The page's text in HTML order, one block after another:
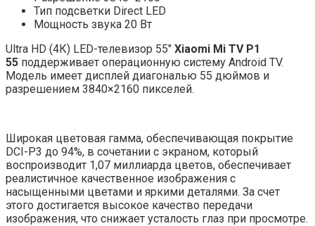
Тип подсветки Direct LED
Мощность звука 20 Вт
Ultra HD (4К) LED-телевизор 55″ Xiaomi Mi TV P1
55 поддерживает операционную систему Android TV.
Модель имеет дисплей диагональю 55 дюймов и
разрешением 3840×2160 пикселей.
Широкая цветовая гамма, обеспечивающая покрытие
DCI-P3 до 94%, в сочетании с экраном, который
воспроизводит 1,07 миллиарда цветов, обеспечивает
реалистичное качественное изображения с
насыщенными цветами и яркими деталями. За счет
этого достигается высокое качество передачи
изображения, что снижает усталость глаз при просмотре.